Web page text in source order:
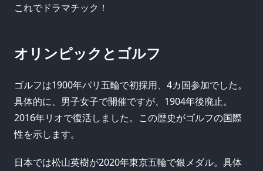
これでドラマチック！
オリンピックとゴルフ
ゴルフは1900年パリ五輪で初採用、4カ国参加でした。
具体的に、男子女子で開催ですが、1904年後廃止。
2016年リオで復活しました。この歴史がゴルフの国際
性を示します。
日本では松山英樹が2020年東京五輪で銀メダル。具体